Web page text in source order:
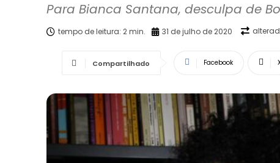
Para Bianca Santana, desculpa de
tempo de leitura: 2min. 31 de julho de 2020
Compartilhado Facebook